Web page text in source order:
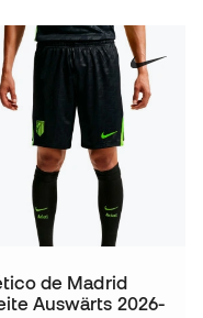
de Madrid
Auswärts 2026-